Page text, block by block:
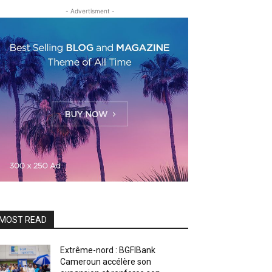
- Advertisment -
READ
Extrême-nord : BGFIBank
Cameroun accélère son